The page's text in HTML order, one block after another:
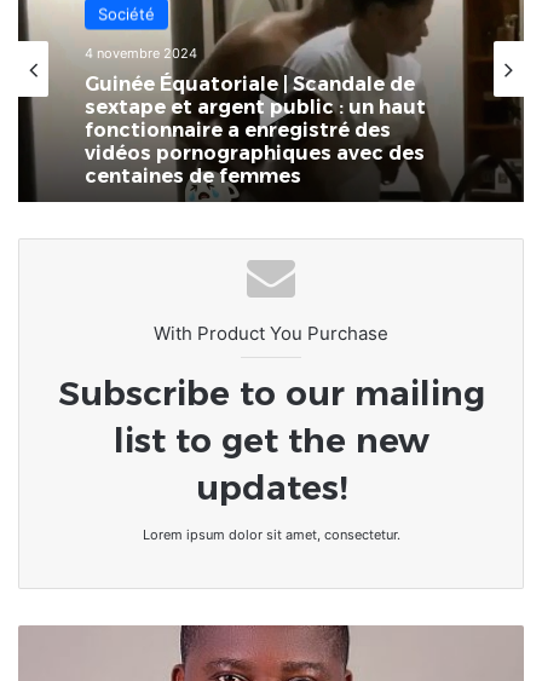
Société
4 novembre 2024
Guinée Équatoriale | Scandale de
sextape et argent public : un haut
fonctionnaire a enregistré des
vidéos pornographiques avec des
centaines de femmes
With Product You Purchase
Subscribe to our mailing
list to get the new
updates!
Lorem ipsum dolor sit amet, consectetur.